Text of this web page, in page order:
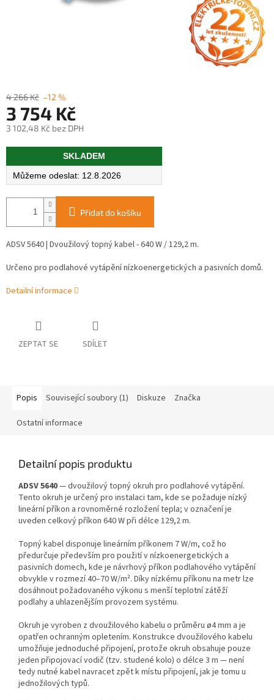
4 266 Kč –12 %
3 754 Kč
3 102,48 Kč bez DPH
Měrná
SKLADEM
12.8.2026
Přidat do košíku
ADSV 5640 | Dvoužilový topný kabel - 640 W / 129,2 m.
Určeno pro podlahové vytápění nízkoenergetických a pasivních domů.
Detailní informace
ZEPTAT SE SDÍLET
Popis Související soubory (1) Diskuze Značka
Ostatní informace
Detailní popis produktu
ADSV 5640— dvoužilový topný okruh pro podlahové vytápění.
Tento okruh je určený pro instalaci tam, kde se požaduje nízký
lineární příkon a rovnoměrné rozložení tepla; v označení je
uveden celkový příkon 640 W při délce 129,2 m.
Topný kabel disponuje lineárním příkonem 7 W/m, což ho
předurčuje především pro použití v nízkoenergetických a
pasivních domech, kde je návrhový příkon podlahového vytápění
obvykle v rozmezí 40–70 W/m². Díky nízkému příkonu na metr lze
dosáhnout požadovaného výkonu s menší teplotní zátěží
podlahy a uhlazenějším provozem systému.
Okruh je vyroben z dvoužilového kabelu o průměru ø4 mm a je
opatřen ochranným opletením. Konstrukce dvoužilového kabelu
umožňuje jednoduché připojení, protože okruh obsahuje pouze
jeden připojovací vodič (tzv. studené kolo) o délce 3 m — není
tedy nutné kabel navracet zpět k místu připojení, jak je tomu u
jednožilových typů.